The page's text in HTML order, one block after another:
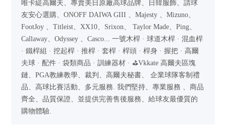
唯卡緹高爾夫、專賣美日原廠高球品牌、日韓服飾、請球
友安心選購、ONOFF DAIWA GIII 、Majesty 、Mizuno、
FootJoy 、Titleist、XX10、Srixon、 Taylor Made、Ping、
Callaway、Odyssey 、Casco... 一號木桿 · 球道木桿 · 混血桿
· 鐵桿組 · 挖起桿 · 推桿 · 套桿 · 桿頭 · 桿身 · 握把 · 高爾
夫球 · 配件 · 袋類商品 · 訓練器材 · ⛳Vkkate 高爾夫區塊
鏈、PGA教練教學、裁判、高爾夫秘書、 企業球隊客制禮
品、高球比賽活動、多元服務. 我們堅持、專業服務 、商品
齊全、品質保證、並提供完善售後服務、給球友最優質的
購物體驗.